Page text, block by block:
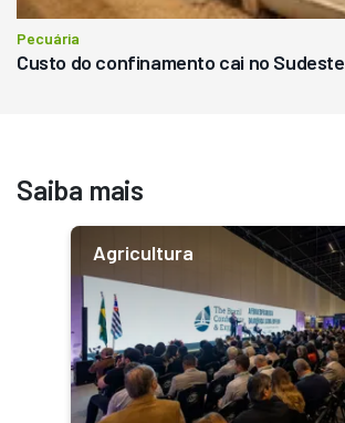
Pecuária
Custo do confinamento cai no Sudeste
Saiba mais
Agricultura